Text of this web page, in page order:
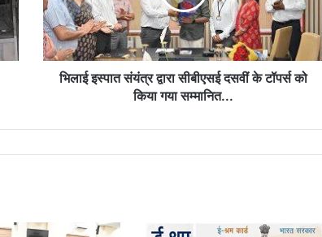
नेहरू आर्ट गैलरी में छायाकार हिमांशु वर्मा की एकल
छायाचित्र प्रदर्शनी का शुभारंभ 6 अगस्त को…
दसवीं
के
टॉपर्स
को
कियाभिलाई इस्पात संयंत्र द्वारा सीबीएसई दसवीं के टॉपर्स को
किया गया सम्मानित...